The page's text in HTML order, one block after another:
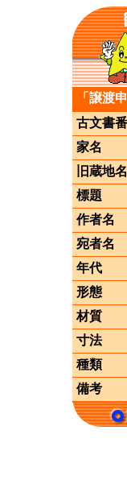
「譲渡
古文書
家名
旧蔵地名
標題
作者名
宛者名
年代
形態
材質
寸法
種類
備考